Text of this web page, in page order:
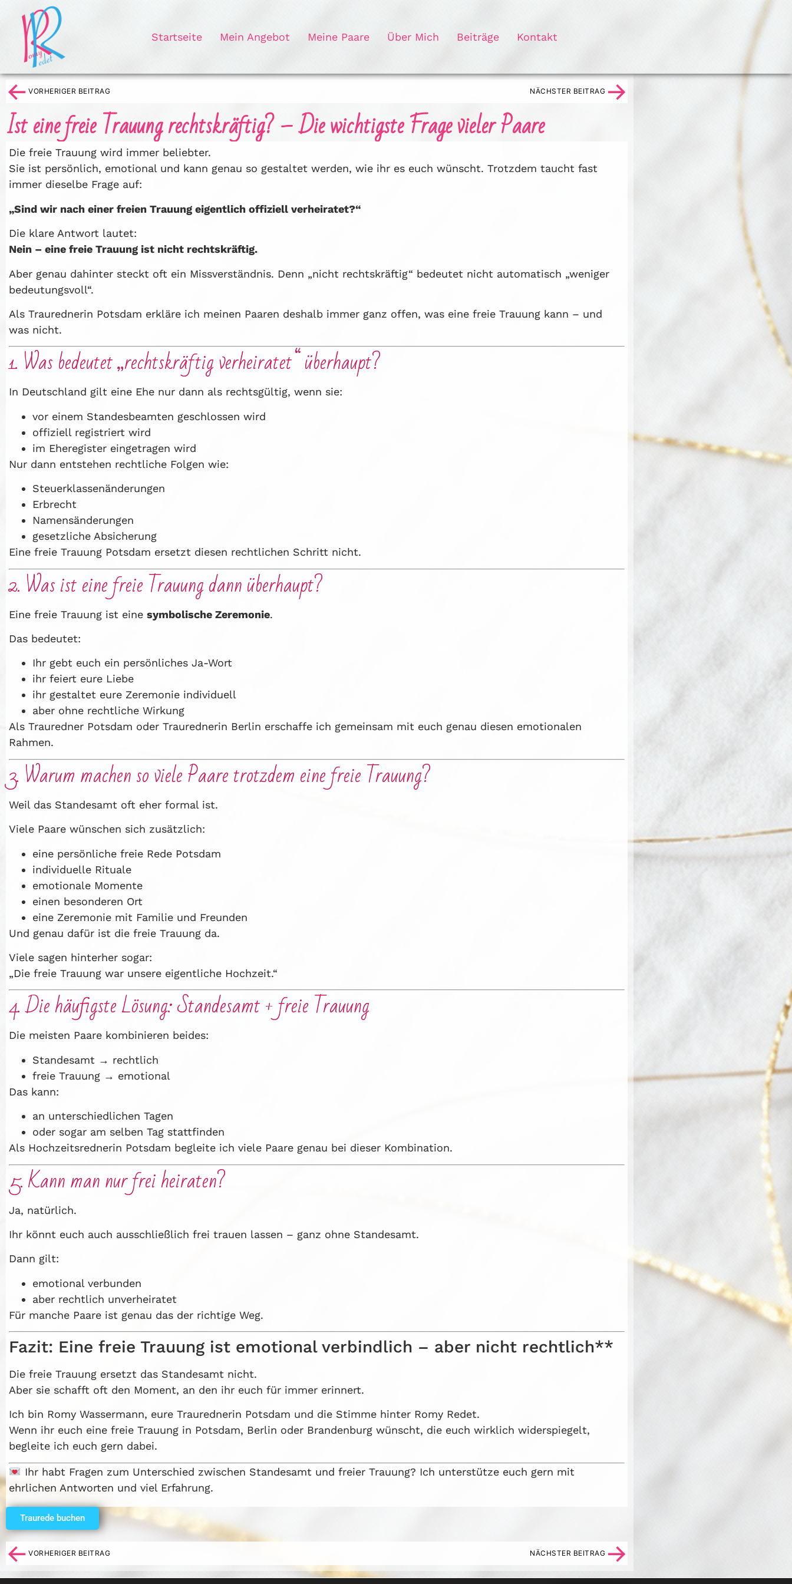
Startseite Mein Angebot Meine Paare Über Mich Beiträge Kontakt
← VORHERIGER BEITRAG →
NÄCHSTER BEITRAG
Ist eine freie Trauung rechtskräftig? – Die wichtigste Frage vieler Paare
Die freie Trauung wird immer beliebter.
Sie ist persönlich, emotional und kann genau so gestaltet werden, wie ihr es euch wünscht. Trotzdem taucht fast
immer dieselbe Frage auf:
„Sind wir nach einer freien Trauung eigentlich offiziell verheiratet?“
Die klare Antwort lautet:
Nein – eine freie Trauung ist nicht rechtskräftig.
Aber genau dahinter steckt oft ein Missverständnis. Denn „nicht rechtskräftig“ bedeutet nicht automatisch „weniger
bedeutungsvoll“.
Als Traurednerin Potsdam erkläre ich meinen Paaren deshalb immer ganz offen, was eine freie Trauung kann – und
was nicht.
1. Was bedeutet „rechtskräftig verheiratet“ überhaupt?
In Deutschland gilt eine Ehe nur dann als rechtsgültig, wenn sie:
vor einem Standesbeamten geschlossen wird
offiziell registriert wird
im Eheregister eingetragen wird
Nur dann entstehen rechtliche Folgen wie:
Steuerklassenänderungen
Erbrecht
Namensänderungen
gesetzliche Absicherung
Eine freie Trauung Potsdam ersetzt diesen rechtlichen Schritt nicht.
2. Was ist eine freie Trauung dann überhaupt?
Eine freie Trauung ist eine symbolische Zeremonie.
Das bedeutet:
Ihr gebt euch ein persönliches Ja-Wort
ihr feiert eure Liebe
ihr gestaltet eure Zeremonie individuell
aber ohne rechtliche Wirkung
Als Trauredner Potsdam oder Traurednerin Berlin erschaffe ich gemeinsam mit euch genau diesen emotionalen
Rahmen.
3. Warum machen so viele Paare trotzdem eine freie Trauung?
Weil das Standesamt oft eher formal ist.
Viele Paare wünschen sich zusätzlich:
eine persönliche freie Rede Potsdam
individuelle Rituale
emotionale Momente
einen besonderen Ort
eine Zeremonie mit Familie und Freunden
Und genau dafür ist die freie Trauung da.
Viele sagen hinterher sogar:
„Die freie Trauung war unsere eigentliche Hochzeit.“
4. Die häufigste Lösung: Standesamt + freie Trauung
Die meisten Paare kombinieren beides:
Standesamt → rechtlich
freie Trauung → emotional
Das kann:
an unterschiedlichen Tagen
oder sogar am selben Tag stattfinden
Als Hochzeitsrednerin Potsdam begleite ich viele Paare genau bei dieser Kombination.
5. Kann man nur frei heiraten?
Ja, natürlich.
Ihr könnt euch auch ausschließlich frei trauen lassen – ganz ohne Standesamt.
Dann gilt:
emotional verbunden
aber rechtlich unverheiratet
Für manche Paare ist genau das der richtige Weg.
Fazit: Eine freie Trauung ist emotional verbindlich – aber nicht rechtlich**
Die freie Trauung ersetzt das Standesamt nicht.
Aber sie schafft oft den Moment, an den ihr euch für immer erinnert.
Ich bin Romy Wassermann, eure Traurednerin Potsdam und die Stimme hinter Romy Redet.
Wenn ihr euch eine freie Trauung in Potsdam, Berlin oder Brandenburg wünscht, die euch wirklich widerspiegelt,
begleite ich euch gern dabei.
Ihr habt Fragen zum Unterschied zwischen Standesamt und freier Trauung? Ich unterstütze euch gern mit
ehrlichen Antworten und viel Erfahrung.
Traurede buchen
← VORHERIGER BEITRAG →
NÄCHSTER BEITRAG